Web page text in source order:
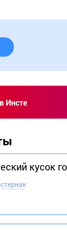
Инсте
кусок